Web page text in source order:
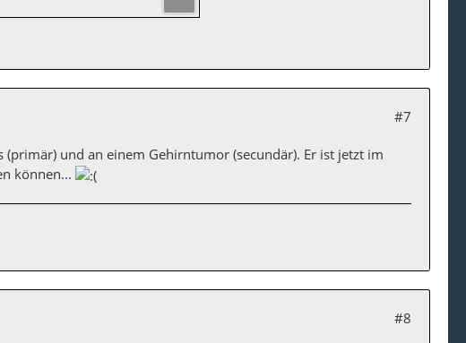
#7
(primär) und an einem Gehirntumor (secundär). Er ist jetzt im
können...
#8